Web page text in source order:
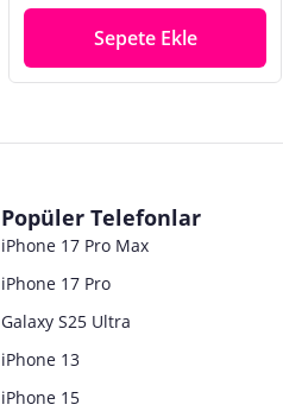
Sepete Ekle
Popüler Telefonlar
iPhone 17 Pro Max
iPhone 17 Pro
Galaxy S25 Ultra
iPhone 13
iPhone 15